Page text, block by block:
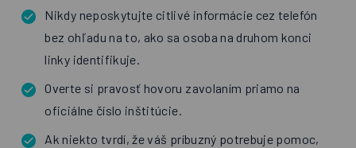
Nikdy neposkytujte citlivé informácie cez telefón
bez ohľadu na to, ako sa osoba na druhom konci
linky identifikuje.
Overte si pravosť hovoru zavolaním priamo na
oficiálne číslo inštitúcie.
Ak niekto tvrdí, že váš príbuzný potrebuje pomoc,